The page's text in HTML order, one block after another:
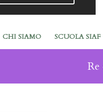
CHI SIAMO SCUOLA SIAF